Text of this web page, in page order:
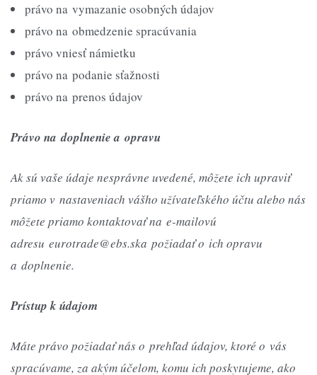
právo na vymazanie osobných údajov
právo na obmedzenie spracúvania
právo vniesť námietku
právo na podanie sťažnosti
právo na prenos údajov
Právo na doplnenie a opravu
Ak sú vaše údaje nesprávne uvedené, môžete ich upraviť
priamo v nastaveniach vášho užívateľského účtu alebo nás
môžete priamo kontaktovať na e-mailovú
adresu eurotrade@ebs.ska požiadať o ich opravu
a doplnenie.
Prístup k údajom
Máte právo požiadať nás o prehľad údajov, ktoré o vás
spracúvame, za akým účelom, komu ich poskytujeme, ako